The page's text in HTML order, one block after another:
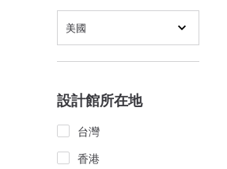
美國
設計館所在地
台灣
香港